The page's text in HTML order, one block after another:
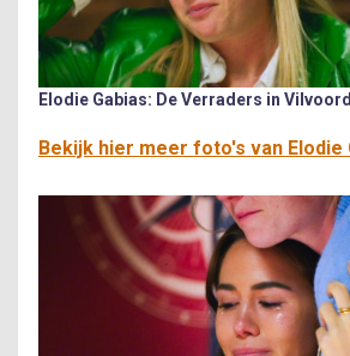
Elodie Gabias: De Verraders in
Bekijk hier meer foto's van Elodie